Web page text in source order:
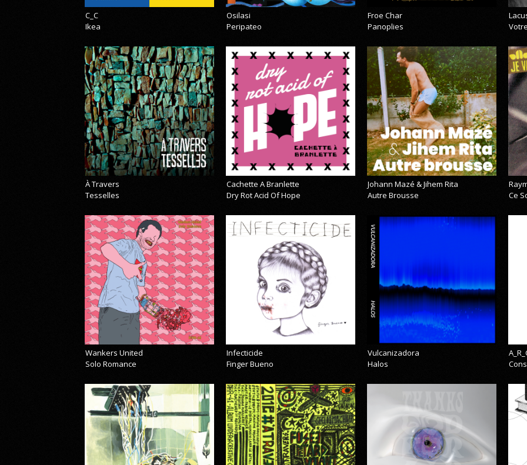
C_C
Ikea
Osilasi
Peripateo
Froe Char
Panoplies
À Travers
Tesselles
Cachette A Branlette
Dry Rot Acid Of Hope
Johann Mazé & Jihem Rita
Autre Brousse
Ce
Wankers United
Solo Romance
Infecticide
Finger Bueno
Vulcanizadora
Halos